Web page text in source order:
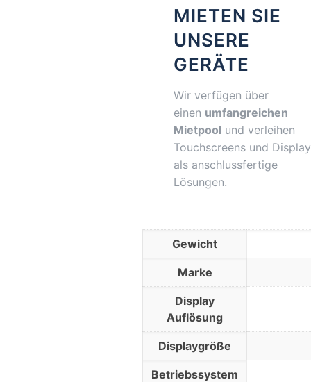
MIETEN SIE
UNSERE
GERÄTE
Wir verfügen über
einen umfangreichen
Mietpool und verleihen
Touchscreens und
als anschlussfertige
Lösungen.
Gewicht
Marke
Display
Auflösung
Displaygröße
Betriebssystem